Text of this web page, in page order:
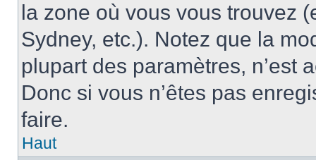
la zone où vous vous trouvez
Sydney, etc.). Notez que la
plupart des paramètres, n’est
Donc si vous n’êtes pas
faire.
Haut